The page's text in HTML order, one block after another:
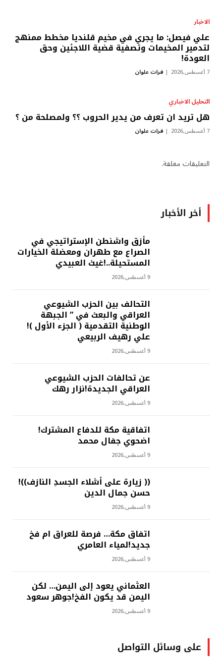
الاخبار
علي فيصل: ما يجري في مخيم قلنديا مخطط ممنهج
لتدمير المخيمات وتصفية قضية اللاجئين وحق
العودة!
7 أغسطس,2026 فرات علوان
التحليل الاخباري
هل تريد ان تعرف من يدير الحروب ؟؟ ولمصلحة من ؟
7 أغسطس,2026 فرات علوان
التعليقات مغلقة.
أخر الأخبار
مأزق واشنطن الإستراتيجي في
الصراع مع طهران ومعضلة الخيارات
المستحيلة..!غيث العبيدي
9 أغسطس,2026
التحالف بين الحزب الشيوعي
العراقي والبعث في ” الجبهة
الوطنية التقدمية ( الجزء الأول )!
علي رهيف الربيعي
9 أغسطس,2026
عن تحالفات الحزب الشيوعي
العراقي الجديدة!نزار رهك
9 أغسطس,2026
اتفاقية مكة للدفاع المشترك!
اضحوي جفال محمد
9 أغسطس,2026
(( زيارة على أشلاء الجسدِ النازف))!
حسن جمال الدين
9 أغسطس,2026
اتفاق مكة… فرصة للعراق ام فخ
جديد!لمياء العامري
9 أغسطس,2026
العثماني يعود إلى اليمن… لكن
اليمن قد يكون الفخ!جوهر سعود
9 أغسطس,2026
على وسائل التواصل